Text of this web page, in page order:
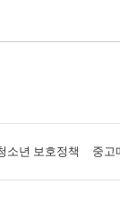
소년 보호정책 중고